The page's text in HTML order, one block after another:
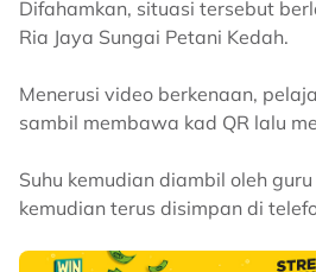
Difahamkan, situasi tersebut
Ria Jaya Sungai Petani Kedah.
Menerusi video berkenaan,
sambil membawa kad QR lalu
Suhu kemudian diambil oleh
kemudian terus disimpan di